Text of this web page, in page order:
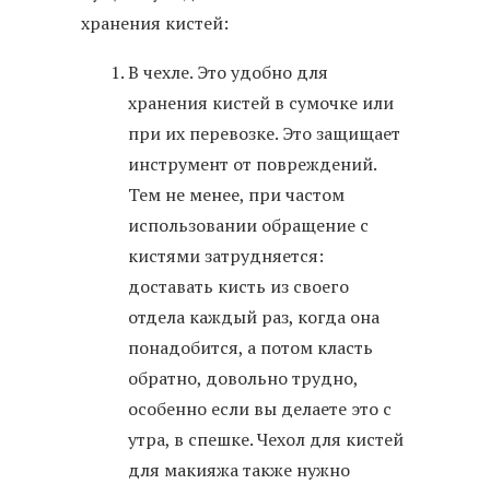
хранения кистей:
В чехле. Это удобно для
хранения кистей в сумочке или
при их перевозке. Это защищает
инструмент от повреждений.
Тем не менее, при частом
использовании обращение с
кистями затрудняется:
доставать кисть из своего
отдела каждый раз, когда она
понадобится, а потом класть
обратно, довольно трудно,
особенно если вы делаете это с
утра, в спешке. Чехол для кистей
для макияжа также нужно